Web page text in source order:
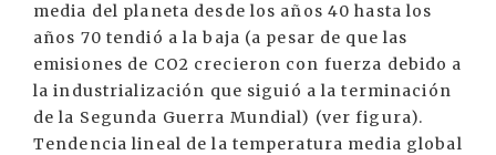
media del planeta desde los años 40 hasta los
años 70 tendió a la baja (a pesar de que las
emisiones de CO2 crecieron con fuerza debido a
la industrialización que siguió a la terminación
de la Segunda Guerra Mundial) (ver figura).
Tendencia lineal de la temperatura media global